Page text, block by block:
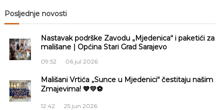
v
i
g
c
Posljednje novosti
Nastavak podrške Zavodu „Mjedenica“ i paketići za
mališane | Općina Stari Grad Sarajevo
09:52 06 jul 2026
Mališani Vrtića „Sunce u Mjedenici“ čestitaju našim
Zmajevima! 💙💛⚽
12:42 25 jun 2026